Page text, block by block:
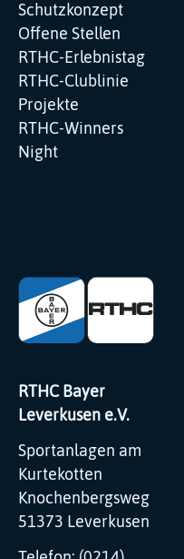
Schutzkonzept
Offene Stellen
RTHC-Erlebnistag
RTHC-Clublinie
Projekte
RTHC-Winners
Night
RTHC Bayer
Leverkusen e.V.
Sportanlagen am
Kurtekotten
Knochenbergsweg
51373 Leverkusen